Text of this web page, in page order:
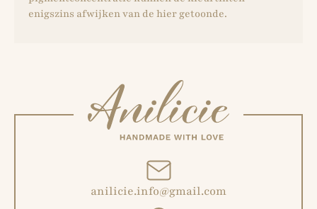
enigszins afwijken van de hier getoonde.
anilicie.info@gmail.com